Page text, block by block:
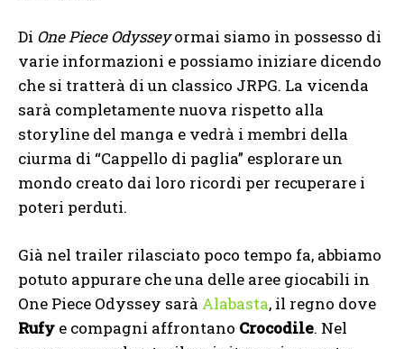
Di One Piece Odysseyormai siamo in possesso di
varie informazioni e possiamo iniziare dicendo
che si tratterà di un classico JRPG. La vicenda
sarà completamente nuova rispetto alla
storyline del manga e vedrà i membri della
ciurma di “Cappello di paglia” esplorare un
mondo creato dai loro ricordi per recuperare i
poteri perduti.
Già nel trailer rilasciato poco tempo fa, abbiamo
potuto appurare che una delle aree giocabili in
One Piece Odyssey sarà Alabasta, il regno dove
Rufy e compagni affrontano Crocodile. Nel